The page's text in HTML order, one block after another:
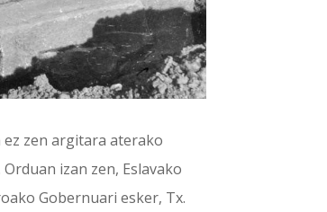
ez zen argitara aterako
izan zen, Eslavako
Gobernuari esker, Tx.